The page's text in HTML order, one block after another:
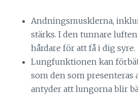
Andningsmusklerna,
stärks. I den tunnare
hårdare för att få i dig syre.
Lungfunktionen kan
som den som presenteras
antyder att lungorna blir